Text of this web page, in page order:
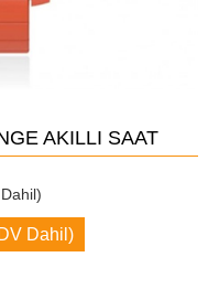
AKILLI SAAT
Dahil)